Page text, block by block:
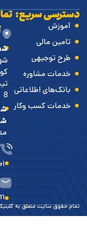
سریع:
آموزش
تامین مالی
طرح توجیهی
خدمات مشاوره
بانک‌های اطلاعاتی
خدمات کسب وکار
تماس
8
حقوق سایت متعلق به کلینیک